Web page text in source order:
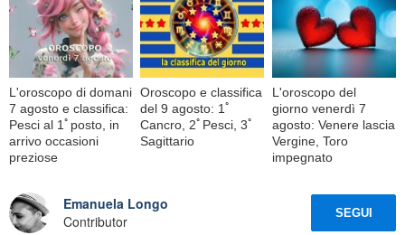
L'oroscopo di domani
7 agosto e classifica:
Pesci al 1ﾟposto, in
arrivo occasioni
preziose
Oroscopo e classifica
del 9 agosto: 1ﾟ
Cancro, 2ﾟPesci, 3ﾟ
Sagittario
L'oroscopo del
giorno venerdì 7
agosto: Venere lascia
Vergine, Toro
impegnato
Emanuela Longo
Contributor
SEGUI